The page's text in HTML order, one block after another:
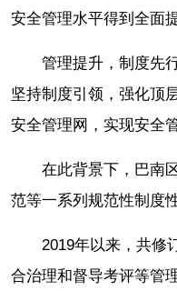
安全管理水平得到全面提
管理提升，制度先
坚持制度引领，强化顶
安全管理网，实现安全
在此背景下，巴南
范等一系列规范性制度
2019年以来，共修
合治理和督导考评等管